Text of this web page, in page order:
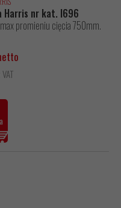
Harris nr kat. I696
promieniu cięcia 750mm.